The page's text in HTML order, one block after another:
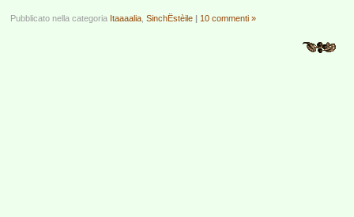
Pubblicato nella categoria Itaaaalia SinchËstèile | 10 commenti »